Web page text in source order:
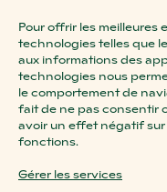
Pour offrir les meilleures
technologies telles que
aux informations des
technologies nous
le comportement de
fait de ne pas consentir
avoir un effet négatif
fonctions.
Gérer les services
PARIS MONTORGUEIL
PARIS OXYGEN
PARIS ROSA PARKS
STRASBOURG
STRASBOURG
PARIS VICTOIRE
SURESNES ZOLA